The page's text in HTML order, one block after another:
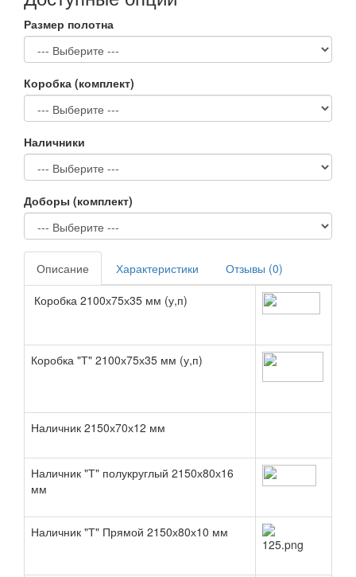
Размер полотна
Коробка (комплект)
Наличники
Доборы (комплект)
Описание Характеристики
Отзывы (0)
Коробка 2100х75х35 мм (у,п)
Коробка "Т" 2100х75х35 мм (у,п)
Наличник 2150х70х12 мм
Наличник "Т" полукруглый 2150х80х16
мм
Наличник "Т" Прямой 2150х80х10 мм